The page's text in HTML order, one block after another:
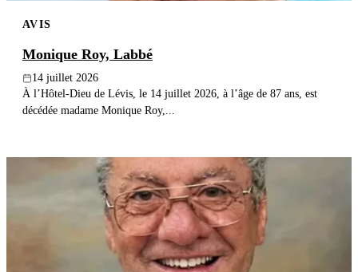
AVIS
Monique Roy, Labbé
14 juillet 2026
À l’Hôtel-Dieu de Lévis, le 14 juillet 2026, à l’âge de 87 ans, est
décédée madame Monique Roy,...